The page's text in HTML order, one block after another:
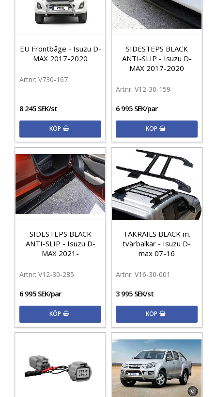
EU Frontbåge - Isuzu D-
MAX 2017-2020
V730-167
8 245 SEK/st
KÖP
SIDESTEPS BLACK
ANTI-SLIP - Isuzu D-
MAX 2017-2020
V12-30-159
6 995 SEK/par
KÖP
SIDESTEPS BLACK
ANTI-SLIP - Isuzu D-
MAX 2021-
V12-30-285
6 995 SEK/par
KÖP
TAKRAILS BLACK m.
tvärbalkar - Isuzu D-
max 07-16
V16-30-001
3 995 SEK/st
KÖP